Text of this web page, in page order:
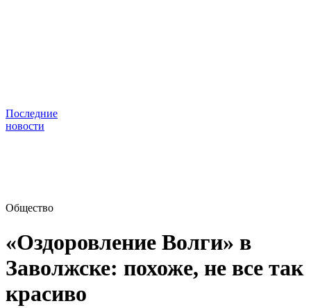
Последние
новости
Общество
«Оздоровление Волги» в
Заволжске: похоже, не все так
красиво